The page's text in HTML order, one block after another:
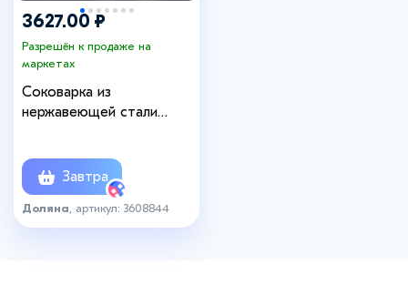
3627.00 ₽
Разрешён к продаже на
маркетах
Соковарка из
нержавеющей стали
крышка, цвет
хромированный
Завтра
Доляна , артикул: 3608844